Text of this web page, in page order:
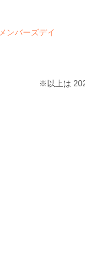
メンバーズデイ
※以上は